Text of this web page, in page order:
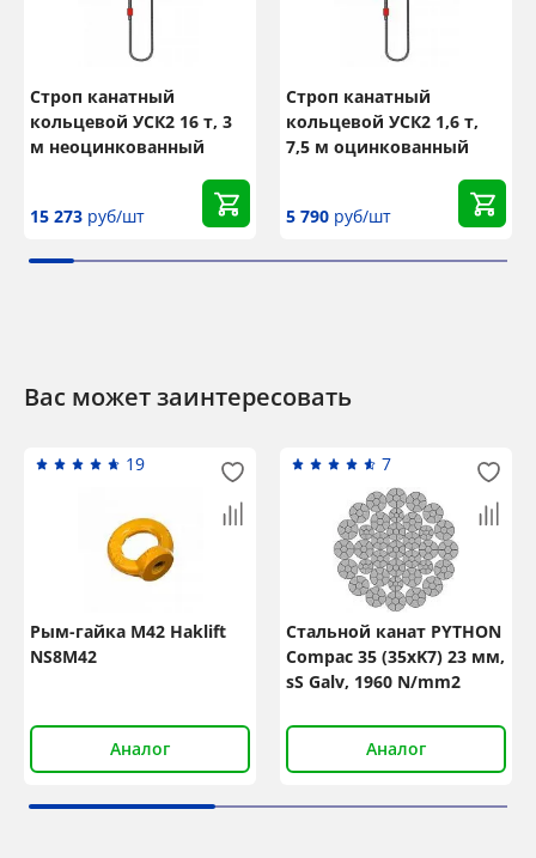
Строп канатный
кольцевой УСК2 16 т, 3
м неоцинкованный
15 273 руб/шт
Строп канатный
кольцевой УСК2 1,6 т,
7,5 м оцинкованный
5 790 руб/шт
Вас может заинтересовать
19
Рым-гайка М42 Haklift
NS8M42
Аналог
7
Стальной канат PYTHON
Compac 35 (35xK7) 23 мм,
sS Galv, 1960 N/mm2
Аналог